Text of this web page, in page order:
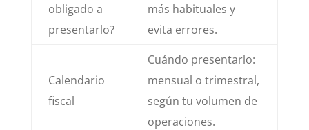
obligado a
presentarlo?
más habituales y
evita errores.
Calendario
fiscal
Cuándo presentarlo:
mensual o trimestral,
según tu volumen de
operaciones.